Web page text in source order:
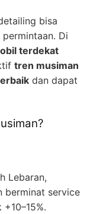
bisa
Di
terdekat
tren musiman
dan dapat
Lebaran,
berminat service